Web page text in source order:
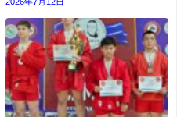
2026年7月12日